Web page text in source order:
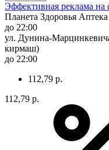
Эффективная реклама на
Планета Здоровья
до 22:00
ул. Дунина-
кирмаш)
до 22:00
112,79 р.
112,79 р.